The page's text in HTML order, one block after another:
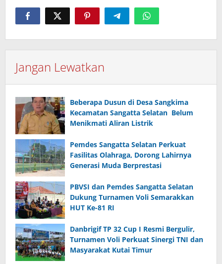
Jangan Lewatkan
Beberapa Dusun di Desa Sangkima
Kecamatan Sangatta Selatan Belum
Menikmati Aliran Listrik
Pemdes Sangatta Selatan Perkuat
Fasilitas Olahraga, Dorong Lahirnya
Generasi Muda Berprestasi
PBVSI dan Pemdes Sangatta Selatan
Dukung Turnamen Voli Semarakkan
HUT Ke-81 RI
Danbrigif TP 32 Cup I Resmi Bergulir,
Turnamen Voli Perkuat Sinergi TNI dan
Masyarakat Kutai Timur